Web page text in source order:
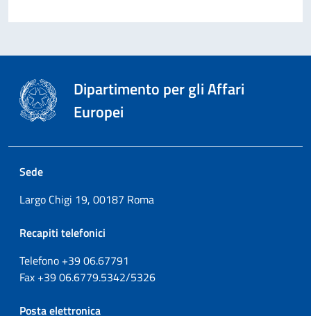
Dipartimento per gli Affari
Europei
Sede
Largo Chigi 19, 00187 Roma
Recapiti telefonici
Telefono +3906.67791
Fax +3906.6779.5342/5326
Posta elettronica